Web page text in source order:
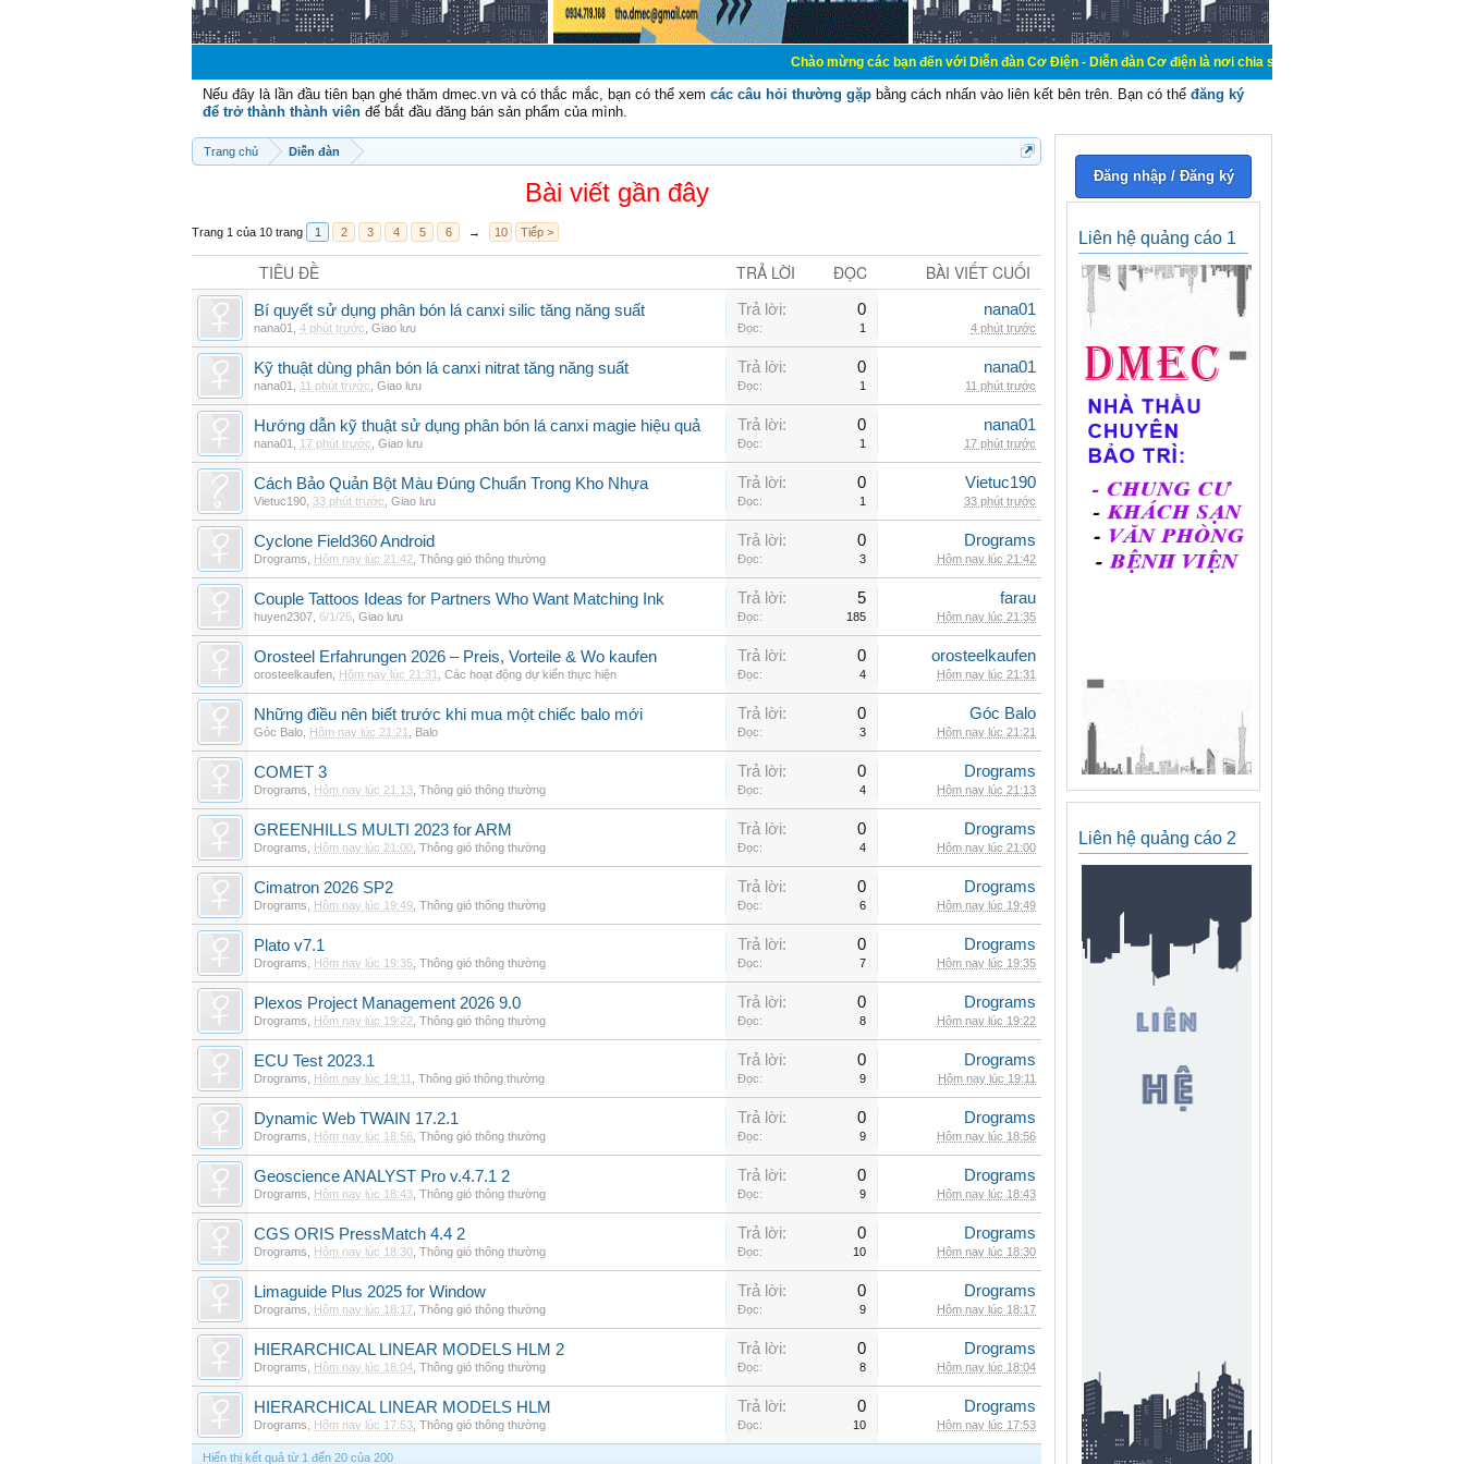
Chào mừng các bạn đến với Diễn đàn Cơ Điện - Diễn đàn Cơ điện là nơi chia sẽ kiến thức kinh nghiệm trong lãnh vực
Nếu đây là lần đầu tiên bạn ghé thăm dmec.vn và có thắc mắc, bạn có thể xem các câu hỏi thường gặp bằng cách nhấn vào liên kết bên trên. Bạn có thể đăng ký
để trở thành thành viên để bắt đầu đăng bán sản phẩm của mình.
Trang chủ Diễn đàn
Bài viết gần đây
Trang 1 của 10 trang 1 2 3 4 5 6 → 10 Tiếp >
TIÊU ĐỀ TRẢ LỜI ĐỌC BÀI VIẾT CUỐI
Bí quyết sử dụng phân bón lá canxi silic tăng năng suất
nana01 4 phút trước Giao lưu
Trả lời: 0
Đọc: 1
nana01
4 phút trước
Kỹ thuật dùng phân bón lá canxi nitrat tăng năng suất
nana01 11 phút trước Giao lưu
Trả lời: 0
Đọc: 1
nana01
11 phút trước
Hướng dẫn kỹ thuật sử dụng phân bón lá canxi magie hiệu quả
nana01 17 phút trước Giao lưu
Trả lời: 0
Đọc: 1
nana01
17 phút trước
Cách Bảo Quản Bột Màu Đúng Chuẩn Trong Kho Nhựa
Vietuc190 33 phút trước Giao lưu
Trả lời: 0
Đọc: 1
Vietuc190
33 phút trước
Cyclone Field360 Android
Drograms Hôm nay lúc 21:42 Thông gió thông thường
Trả lời: 0
Đọc: 3
Drograms
Hôm nay lúc 21:42
Couple Tattoos Ideas for Partners Who Want Matching Ink
huyen2307 6/1/26 Giao lưu
Trả lời: 5
Đọc: 185
farau
Hôm nay lúc 21:35
Orosteel Erfahrungen 2026 – Preis, Vorteile & Wo kaufen
orosteelkaufen Hôm nay lúc 21:31 Các hoạt động dự kiến thực hiện
Trả lời: 0
Đọc: 4
orosteelkaufen
Hôm nay lúc 21:31
Những điều nên biết trước khi mua một chiếc balo mới
Góc Balo Hôm nay lúc 21:21 Balo
Trả lời: 0
Đọc: 3
Góc Balo
Hôm nay lúc 21:21
COMET 3
Drograms Hôm nay lúc 21:13 Thông gió thông thường
Trả lời: 0
Đọc: 4
Drograms
Hôm nay lúc 21:13
GREENHILLS MULTI 2023 for ARM
Drograms Hôm nay lúc 21:00 Thông gió thông thường
Trả lời: 0
Đọc: 4
Drograms
Hôm nay lúc 21:00
Cimatron 2026 SP2
Drograms Hôm nay lúc 19:49 Thông gió thông thường
Trả lời: 0
Đọc: 6
Drograms
Hôm nay lúc 19:49
Plato v7.1
Drograms Hôm nay lúc 19:35 Thông gió thông thường
Trả lời: 0
Đọc: 7
Drograms
Hôm nay lúc 19:35
Plexos Project Management 2026 9.0
Drograms Hôm nay lúc 19:22 Thông gió thông thường
Trả lời: 0
Đọc: 8
Drograms
Hôm nay lúc 19:22
ECU Test 2023.1
Drograms Hôm nay lúc 19:11 Thông gió thông thường
Trả lời: 0
Đọc: 9
Drograms
Hôm nay lúc 19:11
Dynamic Web TWAIN 17.2.1
Drograms Hôm nay lúc 18:56 Thông gió thông thường
Trả lời: 0
Đọc: 9
Drograms
Hôm nay lúc 18:56
Geoscience ANALYST Pro v.4.7.1 2
Drograms Hôm nay lúc 18:43 Thông gió thông thường
Trả lời: 0
Đọc: 9
Drograms
Hôm nay lúc 18:43
CGS ORIS PressMatch 4.4 2
Drograms Hôm nay lúc 18:30 Thông gió thông thường
Trả lời: 0
Đọc: 10
Drograms
Hôm nay lúc 18:30
Limaguide Plus 2025 for Window
Drograms Hôm nay lúc 18:17 Thông gió thông thường
Trả lời: 0
Đọc: 9
Drograms
Hôm nay lúc 18:17
HIERARCHICAL LINEAR MODELS HLM 2
Drograms Hôm nay lúc 18:04 Thông gió thông thường
Trả lời: 0
Đọc: 8
Drograms
Hôm nay lúc 18:04
HIERARCHICAL LINEAR MODELS HLM
Drograms Hôm nay lúc 17:53 Thông gió thông thường
Trả lời: 0
Đọc: 10
Drograms
Hôm nay lúc 17:53
Hiển thị kết quả từ 1 đến 20 của 200
Đăng nhập / Đăng ký
Liên hệ quảng cáo 1
Liên hệ quảng cáo 2